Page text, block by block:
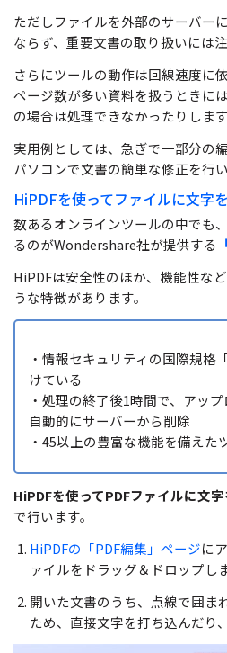
ただしファイルを外部のサーバー
ならず、重要文書の取り扱いには注
さらにツールの動作は回線速度に
ページ数が多い資料を扱うときに
の場合は処理できなかったりします
実用例としては、急ぎで一部分の
パソコンで文書の簡単な修正を行
HiPDFを使ってファイルに文字
数あるオンラインツールの中でも
るのがWondershare社が提供する
HiPDFは安全性のほか、機能性な
うな特徴があります。
・情報セキュリティの国際規格
けている
・処理の終了後1時間で、アッ
自動的にサーバーから削除
・45以上の豊富な機能を備えた
HiPDFを使ってPDFファイルに文
で行います。
HiPDFの「PDF編集」ページに
ァイルをドラッグ＆ドロップしま
開いた文書のうち、点線で囲ま
ため、直接文字を打ち込んだり